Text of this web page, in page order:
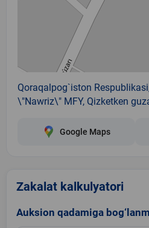
Qoraqalpog`iston
\"Nawriz\" MFY, Qizketken
Google Maps
Zakalat kalkulyatori
Auksion qadamiga